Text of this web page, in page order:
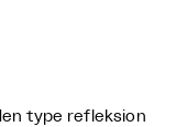
type refleksion